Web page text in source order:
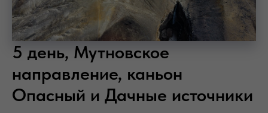
5 день, Мутновское
направление, каньон
Опасный и Дачные источники